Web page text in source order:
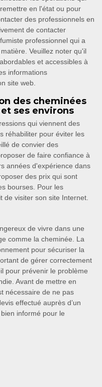
en l'état ou pour
des professionnels en
de contacter
professionnel qui a
Veuillez noter qu'il
et accessibles à
informations
site web.
des cheminées
ses environs
qui viennent des
réhabiliter pour éviter les
de convier des
de faire confiance à
années d'expérience dans
des prix qui sont
bourses. Pour les
de visiter son site Internet.
de vivre dans une
comme la cheminée. La
pour sécuriser la
de gérer correctement
pour prévenir le problème
Avant de mettre en
nécessaire de ne pas
effectué auprès d’un
informé pour le